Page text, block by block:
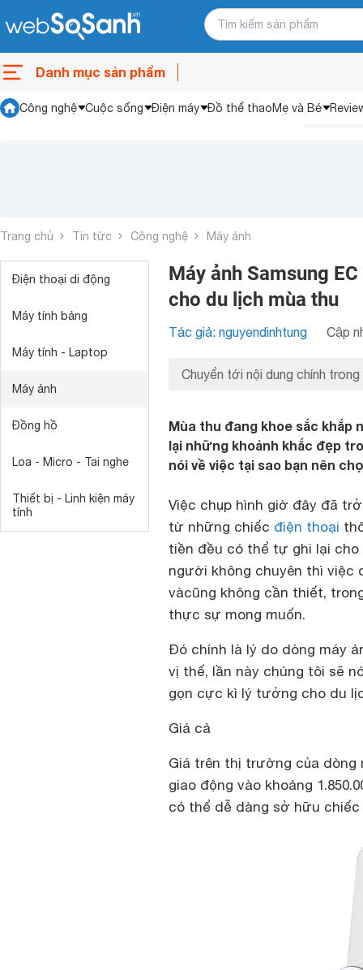
Danh mục sản phẩm
Công nghệ Cuộc sống Điện máy Đồ thể thaoMẹ và Bé
Trang chủ Tin tức Công nghệ Máy ảnh
Điện thoại di động
Máy tính bảng
Máy tính - Laptop
Máy ảnh
Đồng hồ
Loa - Micro - Tai nghe
Thiết bị - Linh kiện máy
tính
Máy ảnh Samsung
cho du lịch mùa thu
Tác giả: nguyendinhtung Cập
Chuyển tới nội dung chính trong
Mùa thu đang khoe sắc khắp
lại những khoảnh khắc đẹp
nói về việc tại sao bạn nên
Việc chụp hình giờ đây đã
từ những chiếc điện thoại
tiền đều có thể tự ghi lại cho
người không chuyên thì việc
vàcũng không cần thiết,
thực sự mong muốn.
Đó chính là lý do dòng máy
vị thế, lần này chúng tôi sẽ
gọn cực kì lý tưởng cho du
Giá cả
Giá trên thị trường của dòng
giao động vào khoảng
có thể dễ dàng sở hữu chiếc